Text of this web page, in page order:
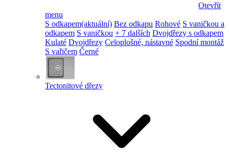
Otevřít
menu
S odkapem(aktuální) Bez odkapu Rohové S vaničkou a
odkapem S vaničkou + 7 dalších Dvojdřezy s odkapem
Kulaté Dvojdřezy Celoplošné, nástavné Spodní montáž
S vařičem Černé
Tectonitové dřezy